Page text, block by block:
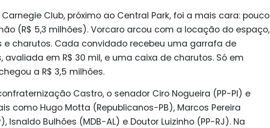
Club, próximo ao Central Park, foi a mais cara: pouco
(R$ 5,3 milhões). Vorcaro arcou com a locação do espaço,
e charutos. Cada convidado recebeu uma garrafa de
avaliada em R$ 30 mil, e uma caixa de charutos. Só em
a R$ 3,5 milhões.
Castro, o senador Ciro Nogueira (PP-PI) e
como Hugo Motta (Republicanos-PB), Marcos Pereira
Isnaldo Bulhões (MDB-AL) e Doutor Luizinho (PP-RJ). Na